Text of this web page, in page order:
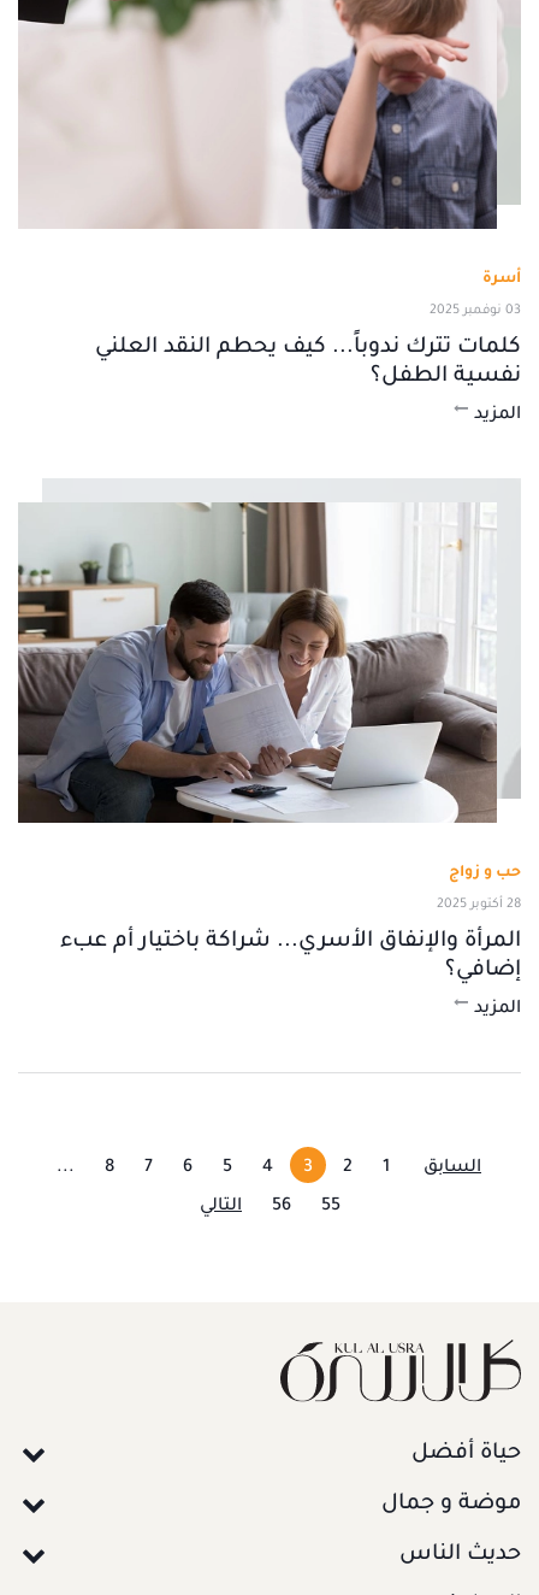
أسرة
03 نوفمبر 2025
كلمات تترك ندوباً... كيف يحطم النقد العلني
نفسية الطفل؟
المزيد
حب و زواج
28 أكتوبر 2025
المرأة والإنفاق الأسري... شراكة باختيار أم عبء
إضافي؟
المزيد
السابق 1
2
3
4
5
6
7
8
...
55
56 التالي
حياة أفضل
موضة و جمال
حديث الناس